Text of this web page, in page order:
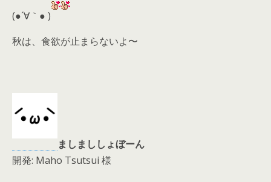
(●´∀｀● )
秋は、食欲が止まらないよ〜
ましまししょぼーん
開発: Maho Tsutsui 様